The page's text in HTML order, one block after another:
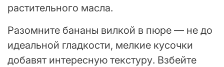
растительного масла.
Разомните бананы вилкой в пюре — не до
идеальной гладкости, мелкие кусочки
добавят интересную текстуру. Взбейте